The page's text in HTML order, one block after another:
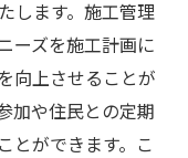
します。施工管理
ーズを施工計画に
向上させることが
加や住民との定期
とができます。こ